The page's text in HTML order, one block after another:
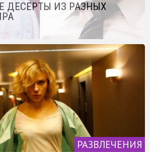
ИЗ РАЗНЫХ
РАЗВЛЕЧЕНИЯ